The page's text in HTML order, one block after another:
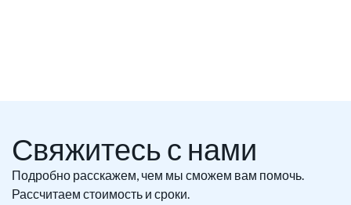
Свяжитесь с нами
Подробно расскажем, чем мы сможем вам помочь.
Рассчитаем стоимость и сроки.